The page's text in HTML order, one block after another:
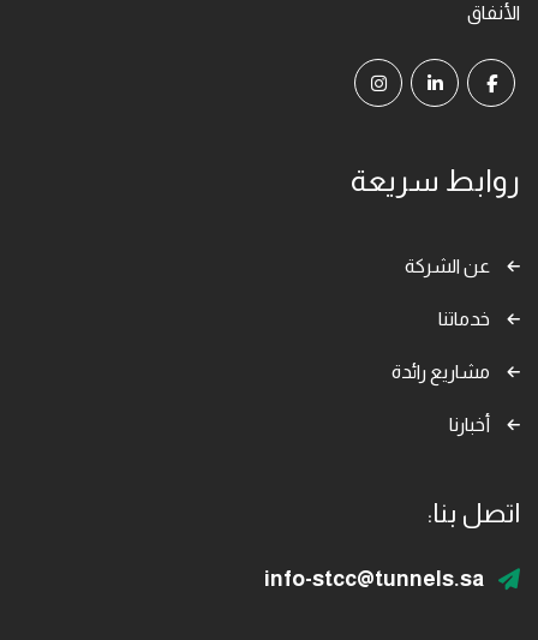
الأنفاق
روابط سريعة
عن الشركة
خدماتنا
مشاريع رائدة
أخبارنا
اتصل بنا:
info-stcc@tunnels.sa